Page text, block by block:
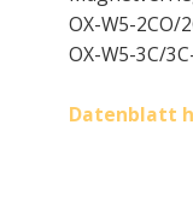
OX-W5-2CO/
OX-W5-3C/
Datenblatt